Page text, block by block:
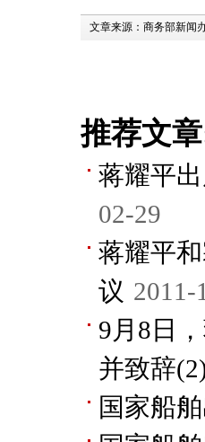
文章来源： 商务部新闻
推荐文
蒋耀平
02-29
蒋耀平
议 2011-
9月8日
并致辞
国家船